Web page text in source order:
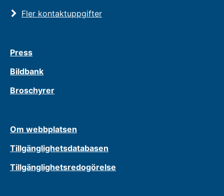
Fler kontaktuppgifter
Press
Bildbank
Broschyrer
Om webbplatsen
Tillgänglighetsdatabasen
Tillgänglighetsredogörelse